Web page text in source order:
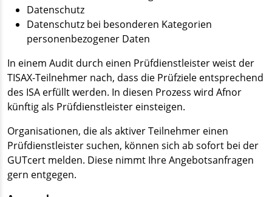
Datenschutz
Datenschutz bei besonderen Kategorien
personenbezogener Daten
In einem Audit durch einen Prüfdienstleister weist der
TISAX-Teilnehmer nach, dass die Prüfziele entsprechend
des ISA erfüllt werden. In diesen Prozess wird Afnor
künftig als Prüfdienstleister einsteigen.
Organisationen, die als aktiver Teilnehmer einen
Prüfdienstleister suchen, können sich ab sofort bei der
GUTcert melden. Diese nimmt Ihre Angebotsanfragen
gern entgegen.